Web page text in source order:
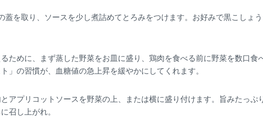
蓋を取り、ソースを少し煮詰めてとろみをつけます。お好みで黒こしょ
ために、まず蒸した野菜をお皿に盛り、鶏肉を食べる前に野菜を数口食
」の習慣が、血糖値の急上昇を緩やかにしてくれます。
アプリコットソースを野菜の上、または横に盛り付けます。旨みたっぷ
召し上がれ。